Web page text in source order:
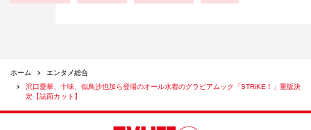
ホーム
エンタメ総合
沢口愛華、十味、似鳥沙也加ら登場のオール水着のグラビアムック「STRiKE！」重版決
定【誌面カット】